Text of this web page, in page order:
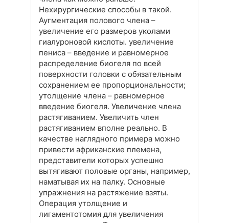
Нехирургические способы в такой.
Аугментация полового члена –
увеличение его размеров уколами
гиалуроновой кислоты. увеличение
пениса – введение и равномерное
распределение биогеля по всей
поверхности головки с обязательным
сохранением ее пропорциональности;
утолщение члена – равномерное
введение биогеля. Увеличение члена
растягиванием. Увеличить член
растягиванием вполне реально. В
качестве наглядного примера можно
привести африканские племена,
представители которых успешно
вытягивают половые органы, например,
наматывая их на палку. Основные
упражнения на растяжение взяты.
Операция утолщение и
лигаментотомия для увеличения